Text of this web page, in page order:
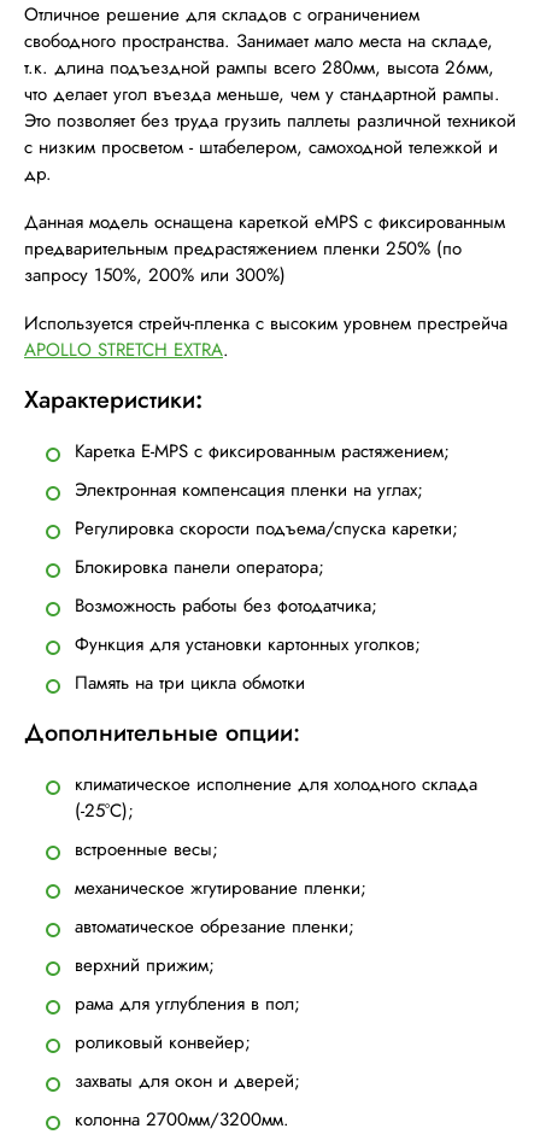
Отличное решение для складов с ограничением
свободного пространства. Занимает мало места на складе,
т.к. длина подъездной рампы всего 280мм, высота 26мм,
что делает угол въезда меньше, чем у стандартной рампы.
Это позволяет без труда грузить паллеты различной техникой
с низким просветом - штабелером, самоходной тележкой и
др.
Данная модель оснащена кареткой eMPS с фиксированным
предварительным предрастяжением пленки 250% (по
запросу 150%, 200% или 300%)
Используется стрейч-пленка с высоким уровнем престрейча
APOLLO STRETCH EXTRA.
Характеристики:
Каретка E-MPS с фиксированным растяжением;
Электронная компенсация пленки на углах;
Регулировка скорости подъема/спуска каретки;
Блокировка панели оператора;
Возможность работы без фотодатчика;
Функция для установки картонных уголков;
Память на три цикла обмотки
Дополнительные опции:
климатическое исполнение для холодного склада
(-25°С);
встроенные весы;
механическое жгутирование пленки;
автоматическое обрезание пленки;
верхний прижим;
рама для углубления в пол;
роликовый конвейер;
захваты для окон и дверей;
колонна 2700мм/3200мм.